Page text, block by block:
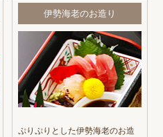
伊勢海老のお造り
ぷりぷりとした伊勢海老のお造